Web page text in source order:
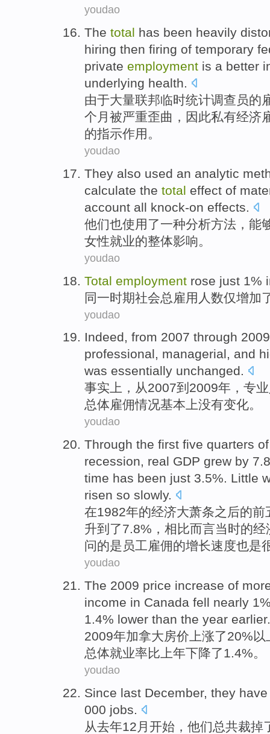
youdao
The total has been heavily
hiring then firing of temporary
private employment is a better
underlying health.
由于大量联邦临时统计调查员的
个 月 被严重歪曲 ， 因此私有经济
的指示作用 。
youdao
They also used an analytic
calculate the total effect of
account all knock-on effects.
他们也使用了一种分析方法 ，能
女性就业的整体影响。
youdao
Total employment rose just 1%
同一时期社会总 雇用 人数仅增加
youdao
Indeed, from 2007 through
professional, managerial, and
was essentially unchanged.
事实上 ， 从2007到 2009年， 专
总体雇佣情况基本上没有变化。
youdao
Through the first five quarters of
recession, real GDP grew by
time has been just 3.5%. Little
risen so slowly.
在1982年的经济大萧条之后的前
升到了7.8%，相比而言当时的经
问的是 员工雇佣的增长速度也是
youdao
The 2009 price increase of
income in Canada fell nearly
1.4% lower than the year earlier.
2009年加拿大房价 上涨了20%以
总体就业率比 上年下降了1.4%。
youdao
Since last December, they
000 jobs.
从去年12月开始 ， 他们总共裁掉